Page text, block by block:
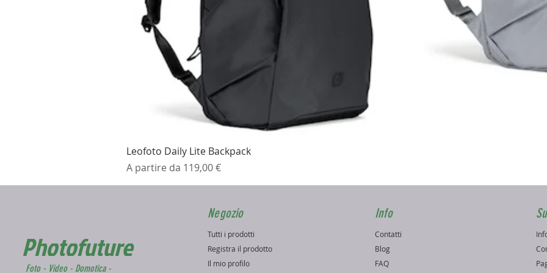
Leofoto Daily Lite Backpack
A partire da 119,00 €
Prezzo scontato
Photofuture
Foto - Video - Domotica -
Negozio
Tutti i prodotti
Registra il prodotto
Il mio profilo
Info
Contatti
Blog
FAQ